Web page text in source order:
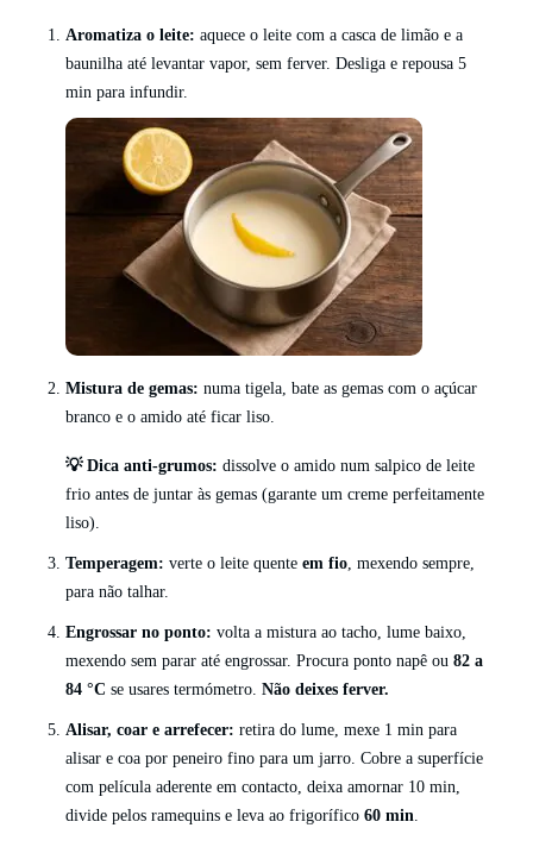
Aromatiza o leite: aquece o leite com a casca de limão e a
baunilha até levantar vapor, sem ferver. Desliga e repousa 5
min para infundir.
Mistura de gemas: numa tigela, bate as gemas com o açúcar
branco e o amido até ficar liso.
💡 Dica anti-grumos: dissolve o amido num salpico de leite
frio antes de juntar às gemas (garante um creme perfeitamente
liso).
Temperagem: verte o leite quente em fio, mexendo sempre,
para não talhar.
Engrossar no ponto: volta a mistura ao tacho, lume baixo,
mexendo sem parar até engrossar. Procura ponto napê ou 82 a
84 °C se usares termómetro. Não deixes ferver.
Alisar, coar e arrefecer: retira do lume, mexe 1 min para
alisar e coa por peneiro fino para um jarro. Cobre a superfície
com película aderente em contacto, deixa amornar 10 min,
divide pelos ramequins e leva ao frigorífico 60 min.